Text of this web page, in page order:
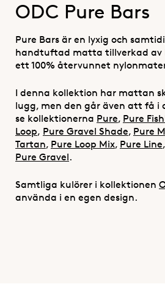
ODC Pure Bars
Pure Bars är en lyxig och
handtuftad matta tillverkad av
ett 100% återvunnet
I denna kollektion har mattan
lugg, men den går även att få i
se kollektionerna Pure, Pure
Loop, Pure Gravel Shade, Pure
Tartan, Pure Loop Mix, Pure Line,
Pure Gravel.
Samtliga kulörer i kollektionen
använda i en egen design.